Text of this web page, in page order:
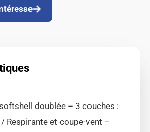
doublée – 3 couches :
Respirante et coupe-vent –